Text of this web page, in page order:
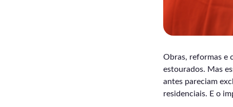
Obras, reformas e
estourados. Mas
antes pareciam
residenciais. E o